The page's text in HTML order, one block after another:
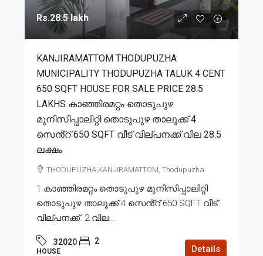
Rs.28.5 lakh
KANJIRAMATTOM THODUPUZHA
MUNICIPALITY THODUPUZHA TALUK 4 CENT
650 SQFT HOUSE FOR SALE PRICE 28.5
LAKHS കാഞ്ഞിരമറ്റം തൊടുപുഴ
മുനിസിപ്പാലിറ്റി തൊടുപുഴ താലൂക്ക് 4
സെൻ്റ് 650 SQFT വീട് വില്പനക്ക് വില 28.5
ലക്ഷം
THODUPUZHA,KANJIRAMATTOM, Thodupuzha
1.കാഞ്ഞിരമറ്റം തൊടുപുഴ മുനിസിപ്പാലിറ്റി
തൊടുപുഴ താലൂക്ക് 4 സെൻ്റ് 650 SQFT വീട്
വില്പനക്ക്. 2.വില...
32020 2
HOUSE Details